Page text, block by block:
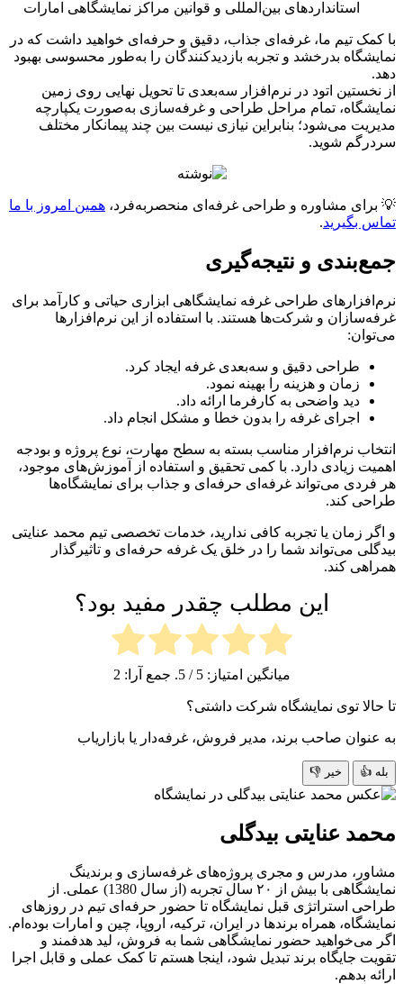
استانداردهای بین‌المللی و قوانین مراکز نمایشگاهی امارات
تیم ما، غرفه‌ای جذاب، دقیق و حرفه‌ای خواهید داشت که در
بدرخشد و تجربه بازدیدکنندگان را به‌طور محسوسی بهبود
اتود در نرم‌افزار سه‌بعدی تا تحویل نهایی روی زمین
تمام مراحل طراحی و غرفه‌سازی به‌صورت یکپارچه
می‌شود؛ بنابراین نیازی نیست بین چند پیمانکار مختلف
شوید.
مشاوره و طراحی غرفه‌ای منحصربه‌فرد،همین امروز با ما
بگیرید.
و نتیجه‌گیری
طراحی غرفه نمایشگاهی ابزاری حیاتی و کارآمد برای
و شرکت‌ها هستند. با استفاده از این نرم‌افزارها
طراحی دقیق و سه‌بعدی غرفه ایجاد کرد.
زمان و هزینه را بهینه نمود.
دید واضحی به کارفرما ارائه داد.
اجرای غرفه را بدون خطا و مشکل انجام داد.
نرم‌افزار مناسب بسته به سطح مهارت، نوع پروژه و بودجه
زیادی دارد. با کمی تحقیق و استفاده از آموزش‌های موجود،
می‌تواند غرفه‌ای حرفه‌ای و جذاب برای نمایشگاه‌ها
کند.
زمان یا تجربه کافی ندارید، خدمات تخصصی تیم محمد عنایتی
می‌تواند شما را در خلق یک غرفه حرفه‌ای و تاثیرگذار
کند.
این مطلب چقدر مفید بود؟
میانگین امتیاز:5/ 5. جمع آرا: 2
توی نمایشگاه شرکت داشتی؟
صاحب برند، مدیر فروش، غرفه‌دار یا بازاریاب
خیر 👎
عنایتی بیدگلی
مدرس و مجری پروژه‌های غرفه‌سازی و برندینگ
نمایشگاهی با بیش از ۲۰ سال تجربه (از سال 1380) عملی. از
استراتژی قبل نمایشگاه تا حضور حرفه‌ای تیم در روزهای
همراه برندها در ایران، ترکیه، اروپا، چین و امارات بوده‌ام.
می‌خواهید حضور نمایشگاهی شما به فروش، لید هدفمند و
جایگاه برند تبدیل شود، اینجا هستم تا کمک عملی و قابل اجرا
بدهم.